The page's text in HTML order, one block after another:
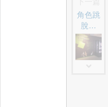
角色跳
脫框
架！臺
灣新電
影來造